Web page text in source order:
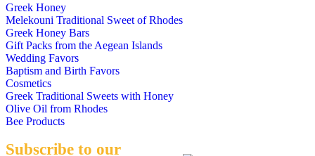
Greek Honey
Melekouni Traditional Sweet of Rhodes
Greek Honey Bars
Gift Packs from the Aegean Islands
Wedding Favors
Baptism and Birth Favors
Cosmetics
Greek Traditional Sweets with Honey
Olive Oil from Rhodes
Bee Products
Subscribe to our